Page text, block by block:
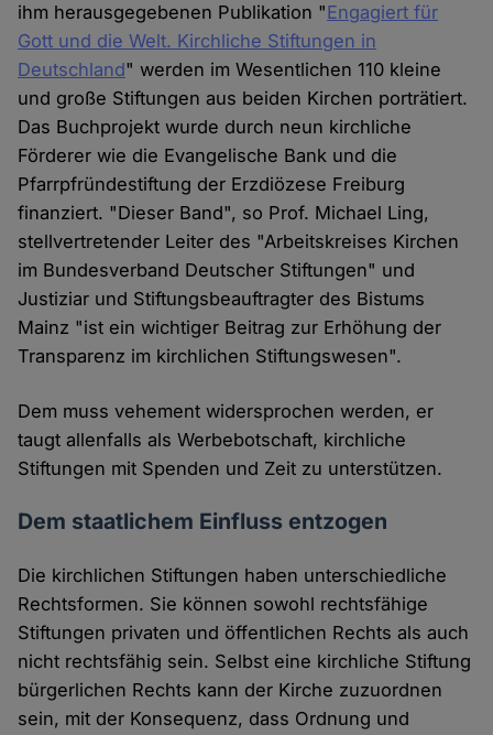
ihm herausgegebenen Publikation "Engagiert für
Gott und die Welt. Kirchliche Stiftungen in
Deutschland" werden im Wesentlichen 110 kleine
und große Stiftungen aus beiden Kirchen porträtiert.
Das Buchprojekt wurde durch neun kirchliche
Förderer wie die Evangelische Bank und die
Pfarrpfründestiftung der Erzdiözese Freiburg
finanziert. "Dieser Band", so Prof. Michael Ling,
stellvertretender Leiter des "Arbeitskreises Kirchen
im Bundesverband Deutscher Stiftungen" und
Justiziar und Stiftungsbeauftragter des Bistums
Mainz "ist ein wichtiger Beitrag zur Erhöhung der
Transparenz im kirchlichen Stiftungswesen".
Dem muss vehement widersprochen werden, er
taugt allenfalls als Werbebotschaft, kirchliche
Stiftungen mit Spenden und Zeit zu unterstützen.
Dem staatlichem Einfluss entzogen
Die kirchlichen Stiftungen haben unterschiedliche
Rechtsformen. Sie können sowohl rechtsfähige
Stiftungen privaten und öffentlichen Rechts als auch
nicht rechtsfähig sein. Selbst eine kirchliche Stiftung
bürgerlichen Rechts kann der Kirche zuzuordnen
sein, mit der Konsequenz, dass Ordnung und